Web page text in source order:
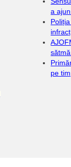
a
pe